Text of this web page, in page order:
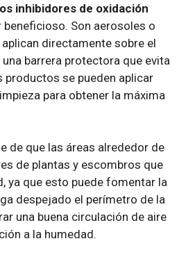
inhibidores de oxidación
beneficioso. Son aerosoles o
directamente sobre el
barrera protectora que evita
productos se pueden aplicar
para obtener la máxima
de que las áreas alrededor de
de plantas y escombros que
ya que esto puede fomentar la
despejado el perímetro de la
una buena circulación de aire
a la humedad.